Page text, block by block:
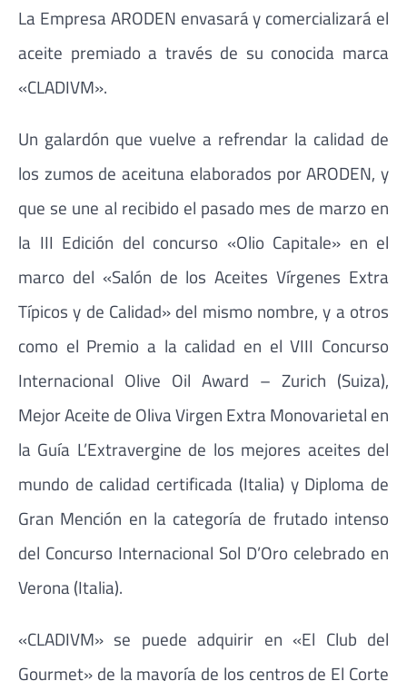
La Empresa ARODEN envasará y comercializará el
aceite premiado a través de su conocida marca
«CLADIVM».
Un galardón que vuelve a refrendar la calidad de
los zumos de aceituna elaborados por ARODEN, y
que se une al recibido el pasado mes de marzo en
la III Edición del concurso «Olio Capitale» en el
marco del «Salón de los Aceites Vírgenes Extra
Típicos y de Calidad» del mismo nombre, y a otros
como el Premio a la calidad en el VIII Concurso
Internacional Olive Oil Award – Zurich (Suiza),
Mejor Aceite de Oliva Virgen Extra Monovarietal en
la Guía L’Extravergine de los mejores aceites del
mundo de calidad certificada (Italia) y Diploma de
Gran Mención en la categoría de frutado intenso
del Concurso Internacional Sol D’Oro celebrado en
Verona (Italia).
«CLADIVM» se puede adquirir en «El Club del
Gourmet» de la mayoría de los centros de El Corte